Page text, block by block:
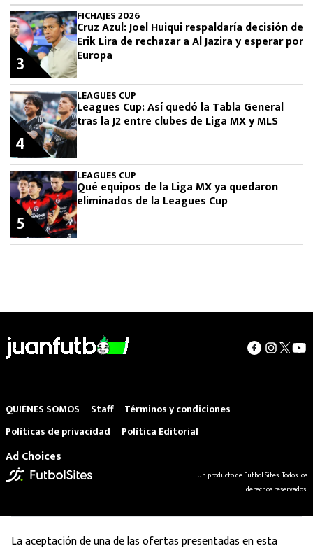
FICHAJES 2026
Cruz Azul: Joel Huiqui respaldaría decisión de
Erik Lira de rechazar a Al Jazira y esperar por
Europa
3
LEAGUES CUP
Leagues Cup: Así quedó la Tabla General
tras la J2 entre clubes de Liga MX y MLS
4
LEAGUES CUP
Qué equipos de la Liga MX ya quedaron
eliminados de la Leagues Cup
5
QUIÉNES SOMOS Staff
Términos y condiciones
Políticas de privacidad
Política Editorial
Ad Choices
Un producto de Futbol Sites. Todos los
derechos reservados.
La aceptación de una de las ofertas presentadas en esta